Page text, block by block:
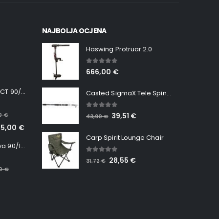
Minn Kota RT INSTINCT 90/115 WR QUEST
€
€
Minn Kota RT Terrova 90/115 WR QUEST
€
NAJBOLJA OCJENA
Haswing Protruar 2.0
5.00 out of 5
666,00 €
Casted SigmaX Tele Spin, 300cm, 40-80gr
out of 5
43,90€ 39,51 €
Carp Spirit Lounge Chair
out of 5
31,72€ 28,55 €